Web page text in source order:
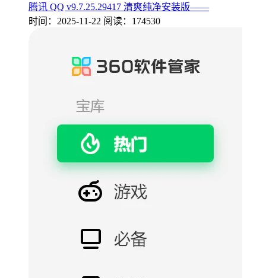
腾讯 QQ v9.7.25.29417 清爽纯净安装版——
时间：2025-11-22 阅读：174530